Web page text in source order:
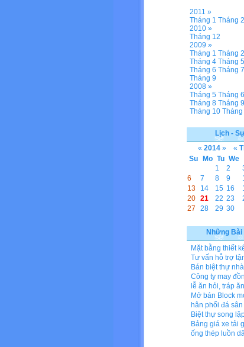
2011 »
Tháng 1 Tháng 2
2010 »
Tháng 12
2009 »
Tháng 1 Tháng 2
Tháng 4 Tháng 5
Tháng 6 Tháng 7
Tháng 9
2008 »
Tháng 5 Tháng 6
Tháng 8 Tháng 9
Tháng 10 Tháng
Lịch -
« 2014 » «
Su
Mo Tu We
1
2
6
7 8 9
13
14 15 16
20 21 22 23
27
28 29 30
Những
Mặt bằng thiết
Tư vấn hỗ trợ
Bán biệt thự
Công ty may
lễ ăn hỏi, tráp
Mở bán Block
hân phối đá
Biệt thự song
Bảng giá xe tải
ống thép luồn